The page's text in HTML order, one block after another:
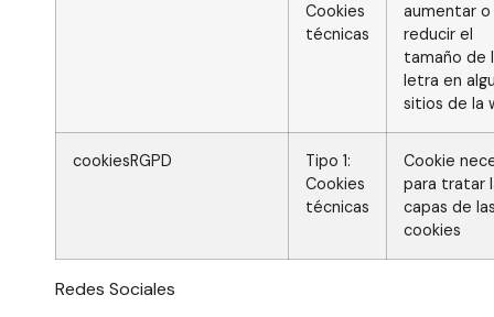
Cookies
técnicas
aumentar o
reducir el
tamaño de
letra en
sitios de la
cookiesRGPD
Tipo 1:
Cookies
técnicas
Cookie
para tratar
capas de
cookies
Redes Sociales